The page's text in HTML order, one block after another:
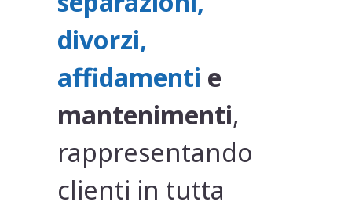
divorzi,
affidamenti e
mantenimenti,
rappresentando
clienti in tutta